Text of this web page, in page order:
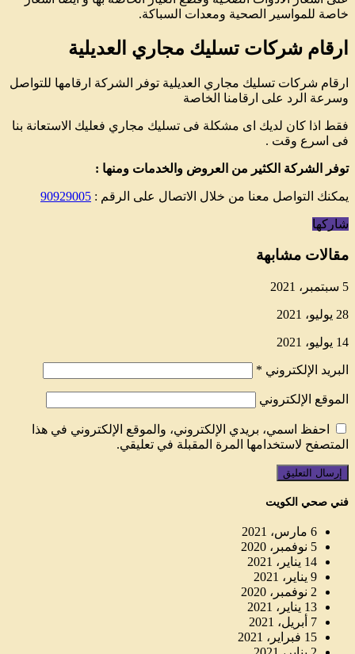
خاصة للمواسير الصحية ومعدات السباكة.
ارقام شركات تسليك مجاري العديلية
ارقام شركات تسليك مجاري العديلية توفر الشركة ارقامها للتواصل
وسرعة الرد على ارقامنا الخاصة
فقط اذا كان لديك اى مشكلة فى تسليك مجاري فعليك الاستعانة بنا
فى اسرع وقت .
توفر الشركة الكثير من العروض والخدمات ومنها :
يمكنك التواصل معنا من خلال الاتصال على الرقم : 90929005
شاركها
مقالات مشابهة
5 سبتمبر، 2021
28 يوليو، 2021
14 يوليو، 2021
البريد الإلكتروني *
الموقع الإلكتروني
احفظ اسمي، بريدي الإلكتروني، والموقع الإلكتروني في هذا
المتصفح لاستخدامها المرة المقبلة في تعليقي.
فني صحي الكويت
6 مارس، 2021
5 نوفمبر، 2020
14 يناير، 2021
9 يناير، 2021
2 نوفمبر، 2020
13 يناير، 2021
7 أبريل، 2021
15 فبراير، 2021